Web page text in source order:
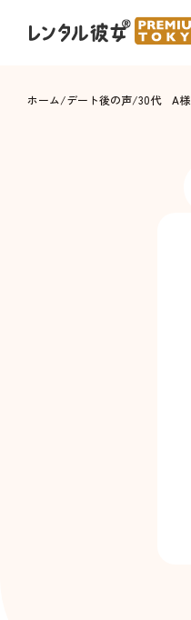
ホーム/デート後の声/30代 A様